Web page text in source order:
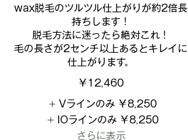
wax脱毛のツルツル仕上がりが約2倍長
持ちします！
脱毛方法に迷ったら絶対これ！
毛の長さが2センチ以上あるとキレイに
仕上がります。
￥12,460
Vラインのみ ￥8,250
IOラインのみ ￥8,250
さらに表示